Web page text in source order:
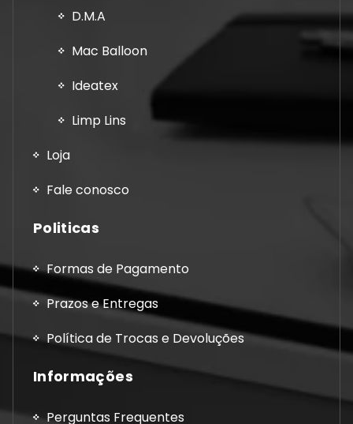
D.M.A
Mac Balloon
Ideatex
Limp Lins
Loja
Fale conosco
Politicas
Formas de Pagamento
Prazos e Entregas
Política de Trocas e Devoluções
Informações
Perguntas Frequentes